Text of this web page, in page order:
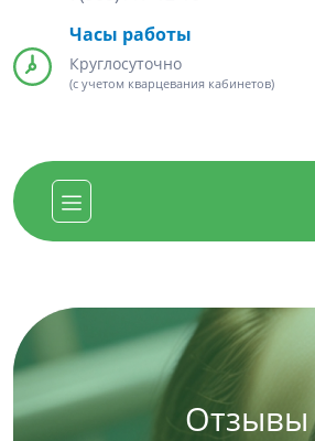
Часы работы
Круглосуточно
(с учетом кварцевания кабинетов)
Отзывы